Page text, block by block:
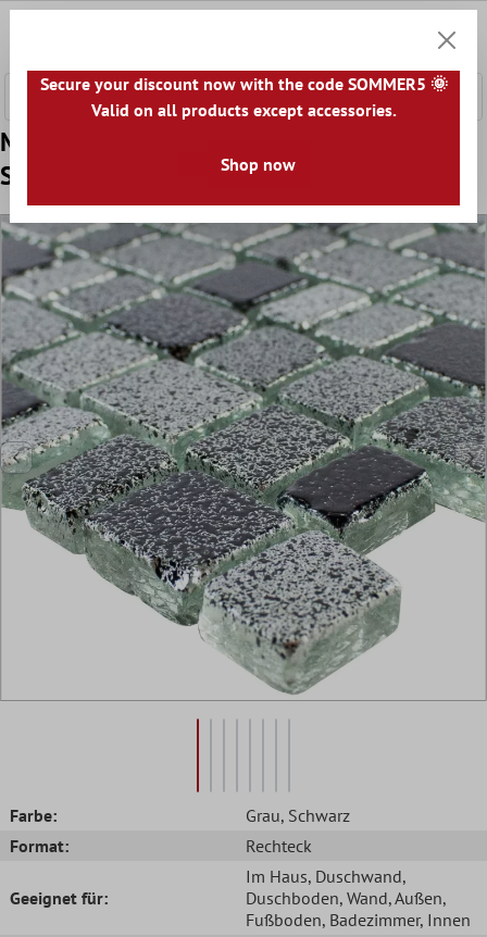
Muster von Glas Mosaikfliesen Economy
Schwarz Grau
Farbe: Grau, Schwarz
Format:
Rechteck
Geeignet für:
Im Haus, Duschwand,
Duschboden, Wand, Außen,
Fußboden, Badezimmer, Innen
Secure your discount now with the code SOMMER5 🌞
Valid on all products except accessories.
Shop now